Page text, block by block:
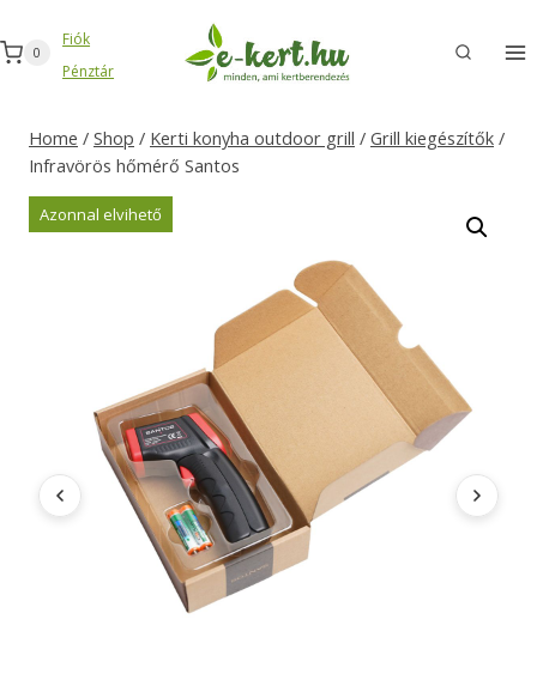
to
content
0
Fiók
Pénztár
Home / Shop / Kerti konyha outdoor grill / Grill kiegészítők /
Infravörös hőmérő Santos
Azonnal elvihető